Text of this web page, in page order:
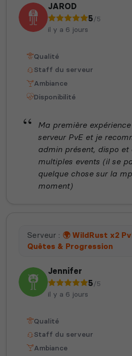
JAROD
5/5
il y a 6 jours
Qualité
Staff du serveur
Ambiance
Disponibilité
Ma première
serveur PvE et je
admin présent, dispo et
multiples events (il se
quelque chose sur la
moment)
Serveur : 🌍 WildRust x2
Quêtes & Progression
Jennifer
5/5
il y a 6 jours
Qualité
Staff du serveur
Ambiance